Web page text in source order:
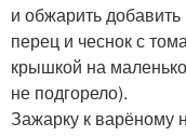
и обжарить
перец и чеснок с
крышкой на
не подгорело).
Зажарку к варёному